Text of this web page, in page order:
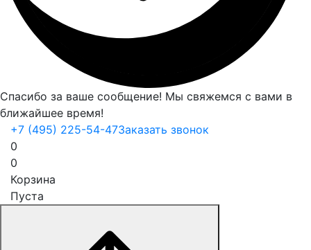
Спасибо за ваше сообщение! Мы свяжемся с вами в
ближайшее время!
+7 (495) 225-54-47Заказать звонок
0
0
Корзина
Пуста